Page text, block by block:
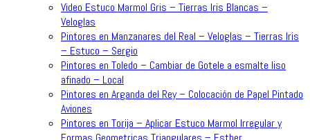
Video Estuco Marmol Gris – Tierras Iris Blancas –
Veloglas
Pintores en Manzanares del Real – Veloglas – Tierras Iris
– Estuco – Sergio
Pintores en Toledo – Cambiar de Gotele a esmalte liso
afinado – Local
Pintores en Arganda del Rey – Colocación de Papel Pintado
Aviones
Pintores en Torija – Aplicar Estuco Marmol Irregular y